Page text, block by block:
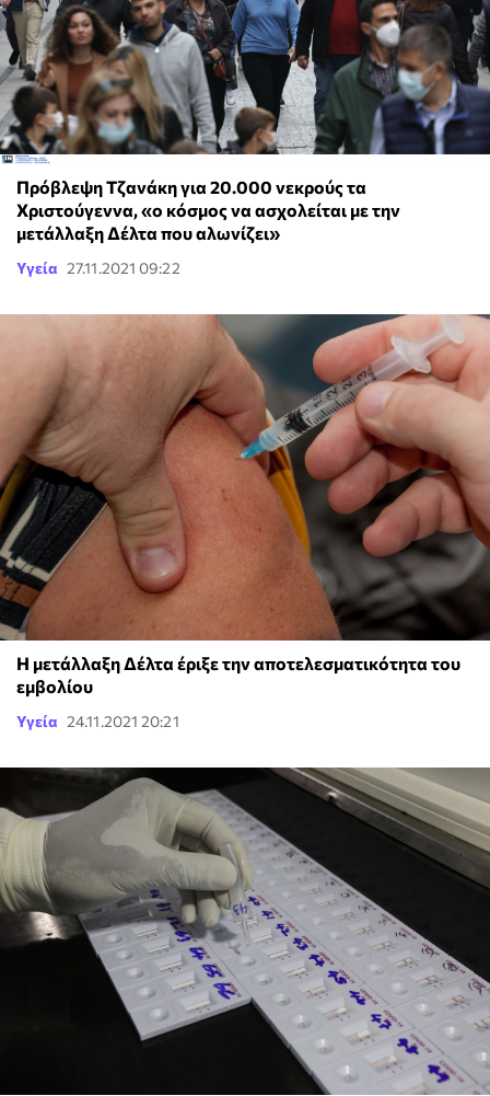
Πρόβλεψη Τζανάκη για 20.000 νεκρούς τα
Χριστούγεννα, «ο κόσμος να ασχολείται με την
μετάλλαξη Δέλτα που αλωνίζει»
Υγεία 27.11.2021 09:22
Η μετάλλαξη Δέλτα έριξε την αποτελεσματικότητα του
εμβολίου
Υγεία 24.11.2021 20:21